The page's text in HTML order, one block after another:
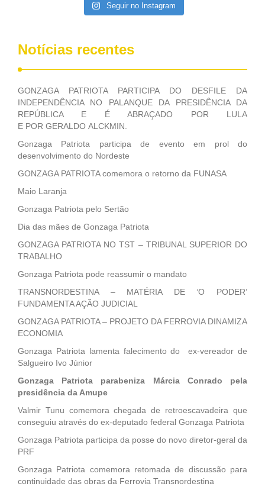
Seguir no Instagram
Notícias recentes
GONZAGA PATRIOTA PARTICIPA DO DESFILE DA
INDEPENDÊNCIA NO PALANQUE DA PRESIDÊNCIA DA
REPÚBLICA E É ABRAÇADO POR LULA
E POR GERALDO ALCKMIN.
Gonzaga Patriota participa de evento em prol do
desenvolvimento do Nordeste
GONZAGA PATRIOTA comemora o retorno da FUNASA
Maio Laranja
Gonzaga Patriota pelo Sertão
Dia das mães de Gonzaga Patriota
GONZAGA PATRIOTA NO TST – TRIBUNAL SUPERIOR DO
TRABALHO
Gonzaga Patriota pode reassumir o mandato
TRANSNORDESTINA – MATÉRIA DE ‘O PODER’
FUNDAMENTA AÇÃO JUDICIAL
GONZAGA PATRIOTA – PROJETO DA FERROVIA DINAMIZA
ECONOMIA
Gonzaga Patriota lamenta falecimento do ex-vereador de
Salgueiro Ivo Júnior
Gonzaga Patriota parabeniza Márcia Conrado pela
presidência da Amupe
Valmir Tunu comemora chegada de retroescavadeira que
conseguiu através do ex-deputado federal Gonzaga Patriota
Gonzaga Patriota participa da posse do novo diretor-geral da
PRF
Gonzaga Patriota comemora retomada de discussão para
continuidade das obras da Ferrovia Transnordestina